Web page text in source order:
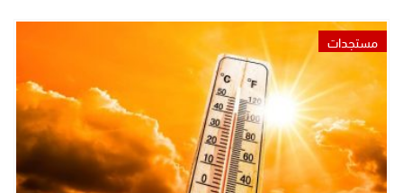
مستجدات